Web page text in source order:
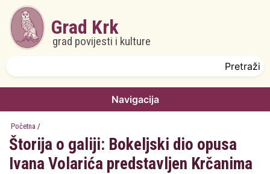
Skoči na glavni sadržaj
Grad Krk
grad povijesti i kulture
Navigacija
Početna /
Štorija o galiji: Bokeljski dio opusa
Ivana Volarića predstavljen Krčanima